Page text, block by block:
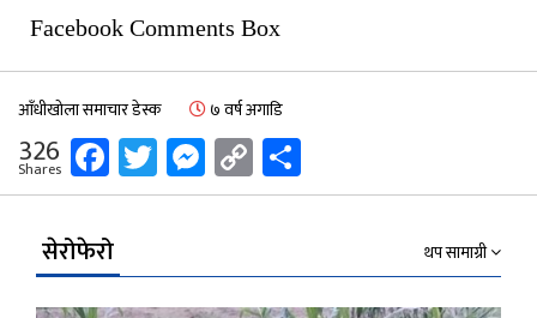
Facebook Comments Box
आँधीखोला समाचार डेस्क ७ वर्ष अगाडि
326
Shares Facebook
Twitter
Messenger
Copy
Link
सेरोफेरो थप सामाग्री